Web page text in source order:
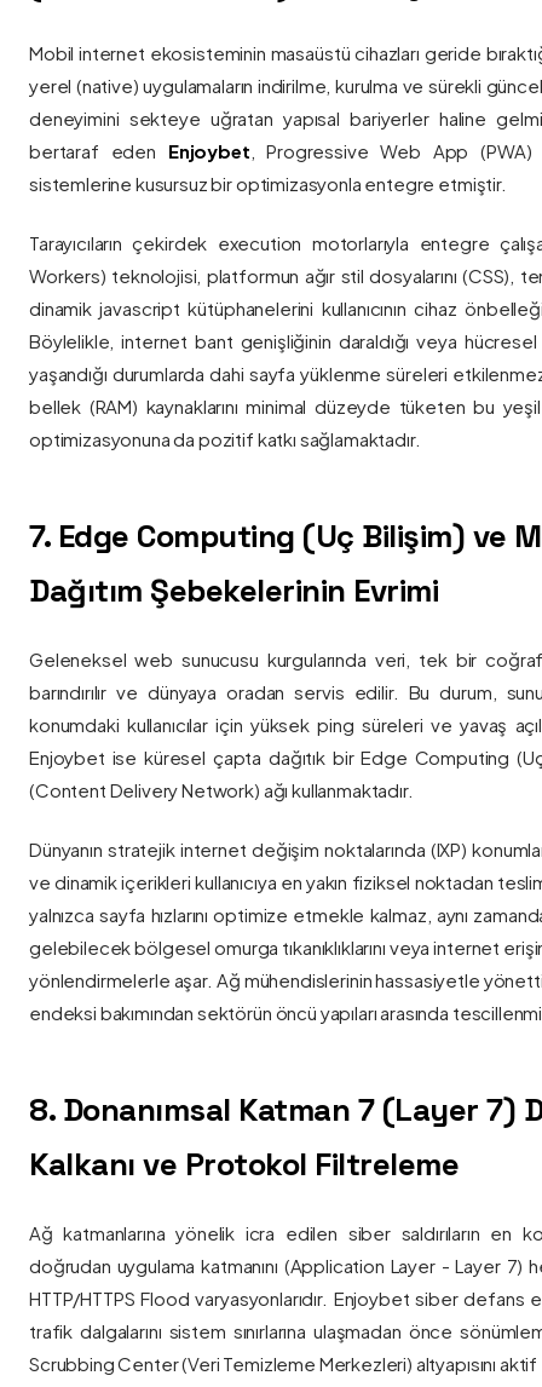
Mobil internet ekosisteminin masaüstü cihazları geride
yerel (native) uygulamaların indirilme, kurulma ve sürekli
deneyimini sekteye uğratan yapısal bariyerler haline
bertaraf eden Enjoybet , Progressive Web App (PWA)
sistemlerine kusursuz bir optimizasyonla entegre etmiştir.
Tarayıcıların çekirdek execution motorlarıyla entegre
Workers) teknolojisi, platformun ağır stil dosyalarını (CSS),
dinamik javascript kütüphanelerini kullanıcının cihaz
Böylelikle, internet bant genişliğinin daraldığı veya
yaşandığı durumlarda dahi sayfa yüklenme süreleri
bellek (RAM) kaynaklarını minimal düzeyde tüketen bu yeşil
optimizasyonuna da pozitif katkı sağlamaktadır.
7. Edge Computing (Uç Bilişim) ve
Dağıtım Şebekelerinin Evrimi
Geleneksel web sunucusu kurgularında veri, tek bir
barındırılır ve dünyaya oradan servis edilir. Bu durum,
konumdaki kullanıcılar için yüksek ping süreleri ve yavaş
Enjoybet ise küresel çapta dağıtık bir Edge Computing
(Content Delivery Network) ağı kullanmaktadır.
Dünyanın stratejik internet değişim noktalarında (IXP)
ve dinamik içerikleri kullanıcıya en yakın fiziksel noktadan
yalnızca sayfa hızlarını optimize etmekle kalmaz, aynı
gelebilecek bölgesel omurga tıkanıklıklarını veya internet
yönlendirmelerle aşar. Ağ mühendislerinin hassasiyetle
endeksi bakımından sektörün öncü yapıları arasında
8. Donanımsal Katman 7 (Layer 7)
Kalkanı ve Protokol Filtreleme
Ağ katmanlarına yönelik icra edilen siber saldırıların en
doğrudan uygulama katmanını (Application Layer - Layer 7)
HTTP/HTTPS Flood varyasyonlarıdır. Enjoybet siber
trafik dalgalarını sistem sınırlarına ulaşmadan önce
Scrubbing Center (Veri Temizleme Merkezleri) altyapısını